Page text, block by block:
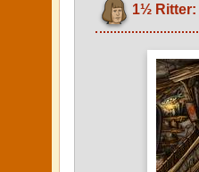
1½ Ritter: